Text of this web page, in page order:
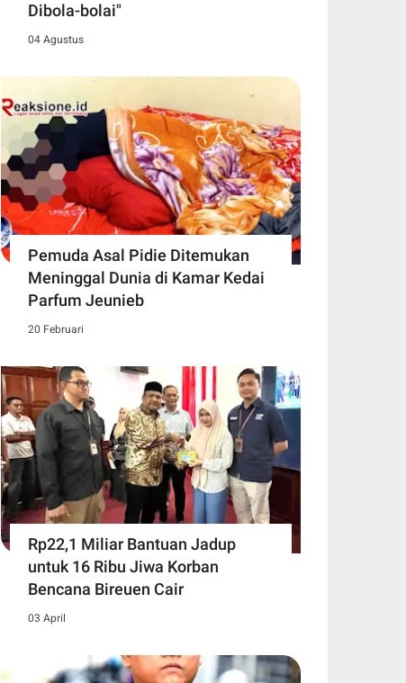
Dibola-bolai"
04 Agustus
Pemuda Asal Pidie Ditemukan
Meninggal Dunia di Kamar Kedai
Parfum Jeunieb
20 Februari
Rp22,1 Miliar Bantuan Jadup
untuk 16 Ribu Jiwa Korban
Bencana Bireuen Cair
03 April